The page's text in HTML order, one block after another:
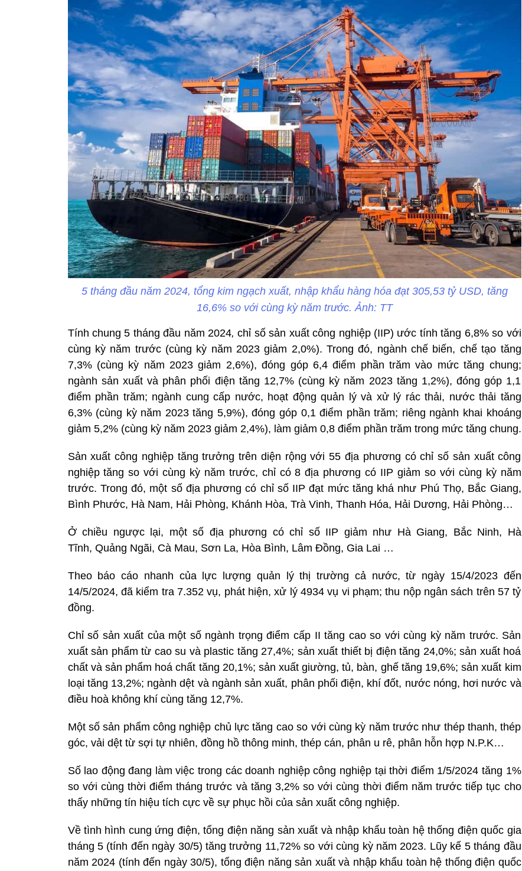
5 tháng đầu năm 2024, tổng kim ngạch xuất, nhập khẩu hàng hóa đạt 305,53 tỷ USD, tăng
16,6% so với cùng kỳ năm trước. Ảnh: TT
Tính chung 5 tháng đầu năm 2024, chỉ số sản xuất công nghiệp (IIP) ước tính tăng 6,8% so với
cùng kỳ năm trước (cùng kỳ năm 2023 giảm 2,0%). Trong đó, ngành chế biến, chế tạo tăng
7,3% (cùng kỳ năm 2023 giảm 2,6%), đóng góp 6,4 điểm phần trăm vào mức tăng chung;
ngành sản xuất và phân phối điện tăng 12,7% (cùng kỳ năm 2023 tăng 1,2%), đóng góp 1,1
điểm phần trăm; ngành cung cấp nước, hoạt động quản lý và xử lý rác thải, nước thải tăng
6,3% (cùng kỳ năm 2023 tăng 5,9%), đóng góp 0,1 điểm phần trăm; riêng ngành khai khoáng
giảm 5,2% (cùng kỳ năm 2023 giảm 2,4%), làm giảm 0,8 điểm phần trăm trong mức tăng chung.
Sản xuất công nghiệp tăng trưởng trên diện rộng với 55 địa phương có chỉ số sản xuất công
nghiệp tăng so với cùng kỳ năm trước, chỉ có 8 địa phương có IIP giảm so với cùng kỳ năm
trước. Trong đó, một số địa phương có chỉ số IIP đạt mức tăng khá như Phú Thọ, Bắc Giang,
Bình Phước, Hà Nam, Hải Phòng, Khánh Hòa, Trà Vinh, Thanh Hóa, Hải Dương, Hải Phòng…
Ở chiều ngược lại, một số địa phương có chỉ số IIP giảm như Hà Giang, Bắc Ninh, Hà
Tĩnh, Quảng Ngãi, Cà Mau, Sơn La, Hòa Bình, Lâm Đồng, Gia Lai …
Theo báo cáo nhanh của lực lượng quản lý thị trường cả nước, từ ngày 15/4/2023 đến
14/5/2024, đã kiểm tra 7.352 vụ, phát hiện, xử lý 4934 vụ vi phạm; thu nộp ngân sách trên 57 tỷ
đồng.
Chỉ số sản xuất của một số ngành trọng điểm cấp II tăng cao so với cùng kỳ năm trước. Sản
xuất sản phẩm từ cao su và plastic tăng 27,4%; sản xuất thiết bị điện tăng 24,0%; sản xuất hoá
chất và sản phẩm hoá chất tăng 20,1%; sản xuất giường, tủ, bàn, ghế tăng 19,6%; sản xuất kim
loại tăng 13,2%; ngành dệt và ngành sản xuất, phân phối điện, khí đốt, nước nóng, hơi nước và
điều hoà không khí cùng tăng 12,7%.
Một số sản phẩm công nghiệp chủ lực tăng cao so với cùng kỳ năm trước như thép thanh, thép
góc, vải dệt từ sợi tự nhiên, đồng hồ thông minh, thép cán, phân u rê, phân hỗn hợp N.P.K…
Số lao động đang làm việc trong các doanh nghiệp công nghiệp tại thời điểm 1/5/2024 tăng 1%
so với cùng thời điểm tháng trước và tăng 3,2% so với cùng thời điểm năm trước tiếp tục cho
thấy những tín hiệu tích cực về sự phục hồi của sản xuất công nghiệp.
Về tình hình cung ứng điện, tổng điện năng sản xuất và nhập khẩu toàn hệ thống điện quốc gia
tháng 5 (tính đến ngày 30/5) tăng trưởng 11,72% so với cùng kỳ năm 2023. Lũy kế 5 tháng đầu
năm 2024 (tính đến ngày 30/5), tổng điện năng sản xuất và nhập khẩu toàn hệ thống điện quốc